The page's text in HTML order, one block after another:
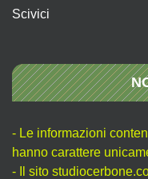
Scivici
- Le informazioni
hanno carattere
- Il sito